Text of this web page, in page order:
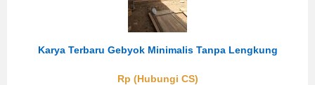
Karya Terbaru Gebyok Minimalis Tanpa Lengkung
Rp (Hubungi CS)